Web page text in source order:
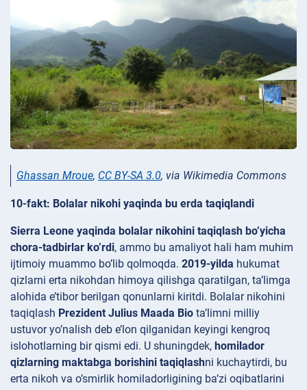
Ghassan Mroue, CC BY-SA 3.0, via Wikimedia Commons
10-fakt: Bolalar nikohi yaqinda bu erda taqiqlandi
Sierra Leone yaqinda bolalar nikohini taqiqlash bo’yicha
chora-tadbirlar ko’rdi, ammo bu amaliyot hali ham muhim
ijtimoiy muammo bo’lib qolmoqda. 2019-yilda hukumat
qizlarni erta nikohdan himoya qilishga qaratilgan, ta’limga
alohida e’tibor berilgan qonunlarni kiritdi. Bolalar nikohini
taqiqlash Prezident Julius Maada Bio ta’limni milliy
ustuvor yo’nalish deb e’lon qilganidan keyingi kengroq
islohotlarning bir qismi edi. U shuningdek, homilador
qizlarning maktabga borishini taqiqlashni kuchaytirdi, bu
erta nikoh va o’smirlik homiladorligining ba’zi oqibatlarini